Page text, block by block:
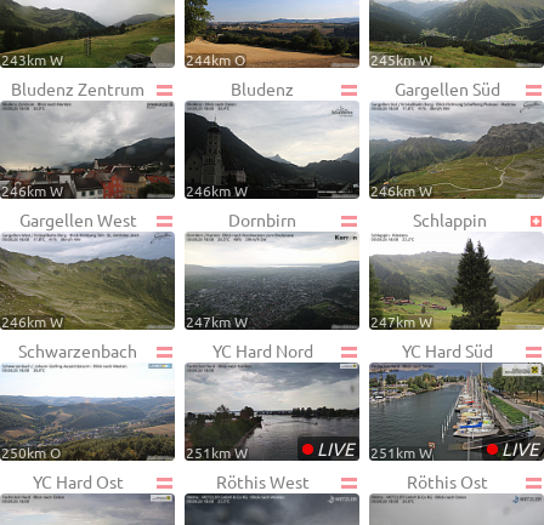
243km W 244km O 245km W
Bludenz Zentrum
246km W
Bludenz
246km W
Gargellen Süd
246km W
Gargellen West
246km W
Dornbirn
247km W
Schlappin
247km W
Schwarzenbach
250km O
YC Hard Nord
•LIVE
251km W
YC Hard Süd
•LIVE
251km W
YC Hard Ost Röthis West Röthis Ost